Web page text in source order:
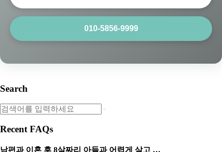
010-5856-9999
Search
Recent FAQs
남편과 이혼 후 8살짜리 아들과 어렵게 살고 …